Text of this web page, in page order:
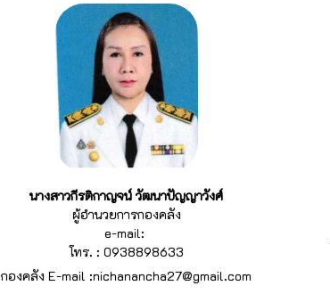
นางสาวกีรติกาญจน์ วัฒนาปัญญาวังศ์
ผู้อำนวยการกองคลัง
e-mail:
โทร. : 0938898633
กองคลัง E-mail :nichanancha27@gmail.com